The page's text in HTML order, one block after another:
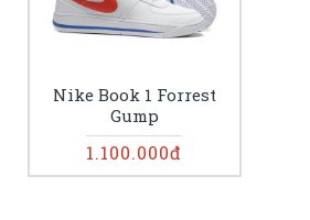
Nike Book 1 Forrest
Gump
1.100.000đ